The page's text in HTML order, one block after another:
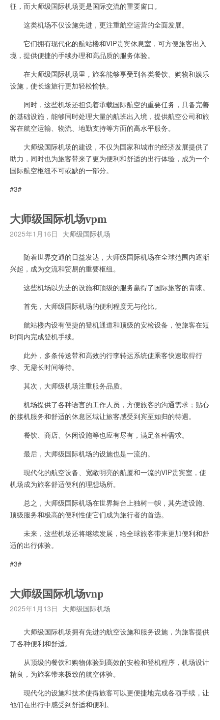
征，而大师级国际机场更是国际交流的重要窗口。
这类机场不仅设施先进，更注重航空运营的全面发展。
它们拥有现代化的航站楼和VIP贵宾休息室，可方便旅客出入
境，提供便捷的手续办理和高品质的服务体验。
在大师级国际机场里，旅客能够享受到各类餐饮、购物和娱乐
设施，使长途旅行更加轻松愉快。
同时，这些机场还担负着承载国际航空的重要任务，具备完善
的基础设施，能够同时处理大量的航班出入境，提供航空公司和旅
客在航空运输、物流、地勤支持等方面的高水平服务。
大师级国际机场的建设，不仅为国家和城市的经济发展提供了
助力，同时也为旅客带来了更为便利和舒适的出行体验，成为一个
国际航空枢纽不可或缺的一部分。
#3#
大师级国际机场vpm
2025年1月16日 大师级国际机场
随着世界交通的日益发达，大师级国际机场在全球范围内逐渐
兴起，成为交流和贸易的重要枢纽。
这些机场以先进的设施和顶级的服务赢得了国际旅客的青睐。
首先，大师级国际机场的便利程度无与伦比。
航站楼内设有便捷的登机通道和顶级的安检设备，使旅客在短
时间内完成登机手续。
此外，多条传送带和高效的行李转运系统使乘客快速取得行
李、无需长时间等待。
其次，大师级机场注重服务品质。
机场提供了各种语言的工作人员，方便旅客的沟通需求；贴心
的接机服务和舒适的休息区域让旅客感受到宾至如归的待遇。
餐饮、商店、休闲设施等也应有尽有，满足各种需求。
最后，大师级国际机场的设施也是一流的。
现代化的航空设备、宽敞明亮的航厦和一流的VIP贵宾室，使
机场成为旅客舒适便利的理想场所。
总之，大师级国际机场在世界舞台上独树一帜，其先进设施、
顶级服务和极高的便利性使它们成为旅行者的首选。
未来，这些机场还将继续发展，给全球旅客带来更加便利和舒
适的出行体验。
#3#
大师级国际机场vnp
2025年1月13日 大师级国际机场
大师级国际机场拥有先进的航空设施和服务设施，为旅客提供
了各种便利和舒适。
从顶级的餐饮和购物体验到高效的安检和登机程序，机场设计
精良，为旅客带来极致的航空体验。
现代化的设施和技术使得旅客可以更便捷地完成各项手续，让
他们在出行中感受到舒适和便利。